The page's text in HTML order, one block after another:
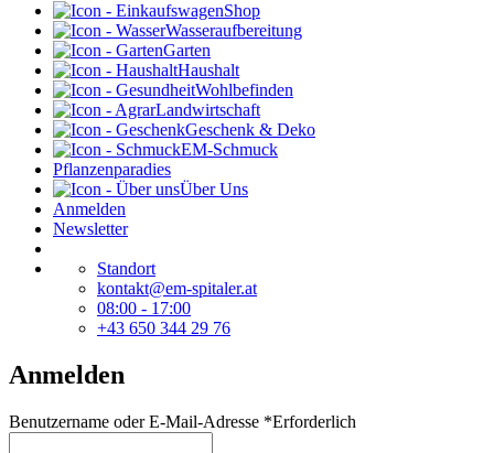
Shop
Wasseraufbereitung
Garten
Haushalt
Wohlbefinden
Landwirtschaft
Geschenk & Deko
EM-Schmuck
Pflanzenparadies
Über Uns
Anmelden
Newsletter
Standort
kontakt@em-spitaler.at
08:00 - 17:00
+43 650 344 29 76
Anmelden
Benutzername oder E-Mail-Adresse *Erforderlich